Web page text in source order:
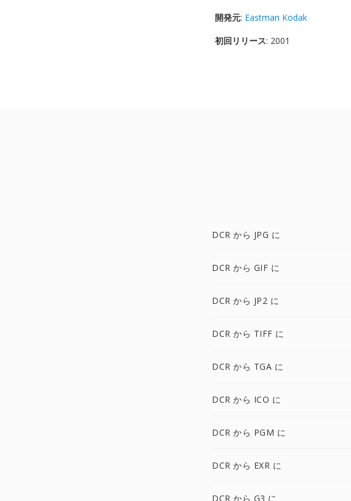
開発元: Eastman Kodak
初回リリース: 2001
DCR から JPG に
DCR から GIF に
DCR から JP2 に
DCR から TIFF に
DCR から TGA に
DCR から ICO に
DCR から PGM に
DCR から EXR に
DCR から G3 に